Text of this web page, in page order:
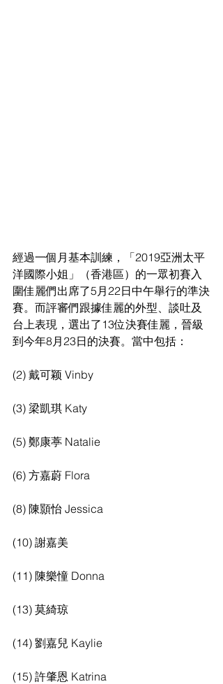
經過一個月基本訓練，「2019亞洲太平
洋國際小姐」（香港區）的一眾初賽入
圍佳麗們出席了5月22日中午舉行的準決
賽。而評審們跟據佳麗的外型、談吐及
台上表現，選出了13位決賽佳麗，晉級
到今年8月23日的決賽。當中包括：
(2) 戴可颖 Vinby
(3) 梁凱琪 Katy
(5) 鄭康葶 Natalie
(6) 方嘉蔚 Flora
(8) 陳顥怡 Jessica
(10) 謝嘉美
(11) 陳樂憧 Donna
(13) 莫綺琼
(14) 劉嘉兒 Kaylie
(15) 許肇恩 Katrina